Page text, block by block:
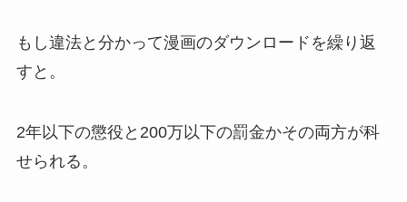
もし違法と分かって漫画のダウンロードを繰り返
すと。
2年以下の懲役と200万以下の罰金かその両方が科
せられる。